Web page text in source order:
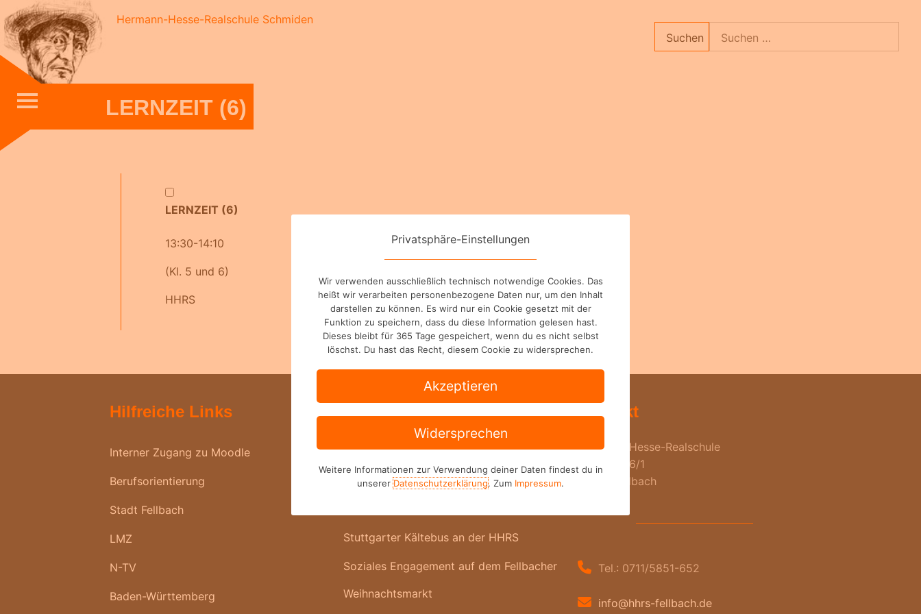
Skip
to
content
Hermann-Hesse-Realschule Schmiden
LERNZEIT (6)
LERNZEIT (6)
13:30-14:10
(Kl. 5 und 6)
HHRS
Hilfreiche Links
Interner Zugang zu Moodle
Berufsorientierung
Stadt Fellbach
LMZ
N-TV
Baden-Württemberg
Aktuelles
Theaterproduktion: # – Ein Like sagt nicht
wer du bist
Stuttgarter Kältebus an der HHRS
Soziales Engagement auf dem Fellbacher
Weihnachtsmarkt
Kontakt
Hermann-Hesse-Realschule
Talstraße 6/1
70736 Fellbach
Tel.: 0711/5851-652
info@hhrs-fellbach.de
Privatsphäre-Einstellungen
Wir verwenden ausschließlich technisch notwendige Cookies. Das
heißt wir verarbeiten personenbezogene Daten nur, um den Inhalt
darstellen zu können. Es wird nur ein Cookie gesetzt mit der
Funktion zu speichern, dass du diese Information gelesen hast.
Dieses bleibt für 365 Tage gespeichert, wenn du es nicht selbst
löschst. Du hast das Recht, diesem Cookie zu widersprechen.
Akzeptieren
Widersprechen
Weitere Informationen zur Verwendung deiner Daten findest du in
unsererDatenschutzerklärung. Zum Impressum.